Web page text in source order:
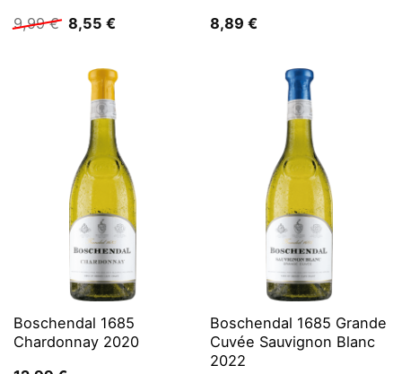
9,99€ Ursprünglicher
Preis
9,99 €
8,55 €Aktueller
8,55 €.
8,89 €
Boschendal 1685
Chardonnay 2020
Boschendal 1685 Grande
Cuvée Sauvignon Blanc
2022